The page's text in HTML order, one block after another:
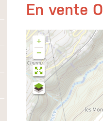
En vente
+
−